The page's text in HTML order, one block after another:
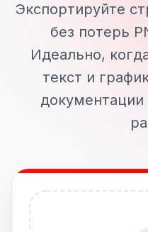
Экспортируйте
без потерь
Идеально,
текст и
документации